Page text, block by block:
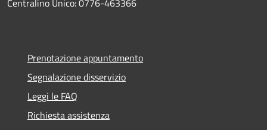
Centralino Unico: 0776-463366
Prenotazione appuntamento
Segnalazione disservizio
Leggi le FAQ
Richiesta assistenza